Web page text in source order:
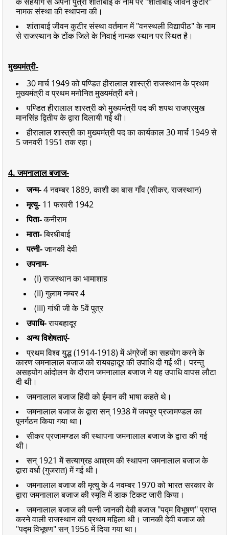
नामक संस्था की स्थापना की।
शांताबाई जीवन कुटीर संस्था वर्तमान में "वनस्थली विद्यापीठ" के नाम
से राजस्थान के टोंक जिले के निवाई नामक स्थान पर स्थित है।
मुख्यमंत्री-
30 मार्च 1949 को पण्डित हीरालाल शास्त्री राजस्थान के प्रथम
मुख्यमंत्री व प्रथम मनोनित मुख्यमंत्री बने।
पण्डित हीरालाल शास्त्री को मुख्यमंत्री पद की शपथ राजप्रमुख
मानसिंह द्वितीय के द्वारा दिलायी गई थी।
हीरालाल शास्त्री का मुख्यमंत्री पद का कार्यकाल 30 मार्च 1949 से
5 जनवरी 1951 तक रहा।
4. जमनालाल बजाज-
जन्म-4 नवम्बर 1889, काशी का बास गाँव (सीकर, राजस्थान)
मृत्यु- 11 फरवरी 1942
पिता-कनीराम
माता-बिरधीबाई
पत्नी-जानकी देवी
उपनाम-
(I) राजस्थान का भामाशाह
(II) गुलाम नम्बर 4
(III) गांधी जी के 5वें पुत्र
उपाधि-रायबहादूर
अन्य विशेषताएं-
प्रथम विश्व युद्ध (1914-1918) में अंग्रेजों का सहयोग करने के
कारण जमनालाल बजाज को रायबहादूर की उपाधि दी गई थी। परन्तु
असहयोग आंदोलन के दौरान जमनालाल बजाज ने यह उपाधि वापस लौटा
दी थी।
जमनालाल बजाज हिंदी को ईमान की भाषा कहते थे।
जमनालाल बजाज के द्वारा सन् 1938 में जयपुर प्रजामण्डल का
पूनर्गठन किया गया था।
सीकर प्रजामण्डल की स्थापना जमनालाल बजाज के द्वारा की गई
थी।
सन् 1921 में सत्याग्रह आश्रम की स्थापना जमनालाल बजाज के
द्वारा वर्धा (गुजरात) में गई थी।
जमनालाल बजाज की मृत्यु के 4 नवम्बर 1970 को भारत सरकार के
द्वारा जमनालाल बजाज की स्मृति में डाक टिकट जारी किया।
जमनालाल बजाज की पत्नी जानकी देवी बजाज "पद्म विभूषण" प्राप्त
करने वाली राजस्थान की प्रथम महिला थी। जानकी देवी बजाज को
"पद्म विभूषण" सन् 1956 में दिया गया था।